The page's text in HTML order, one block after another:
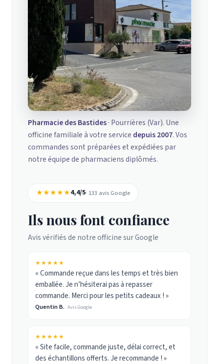
Pharmacie des Bastides· Pourrières (Var). Une
officine familiale à votre service depuis 2007. Vos
commandes sont préparées et expédiées par
notre équipe de pharmaciens diplômés.
★★★★★4,4/5· 133 avis Google
Ils nous font confiance
Avis vérifiés de notre officine sur Google
★★★★★
« Commande reçue dans les temps et très bien
emballée. Je n’hésiterai pas à repasser
commande. Merci pour les petits cadeaux ! »
Quentin B. Avis Google
★★★★★
« Site facile, commande juste, délai correct, et
des échantillons offerts. Je recommande ! »